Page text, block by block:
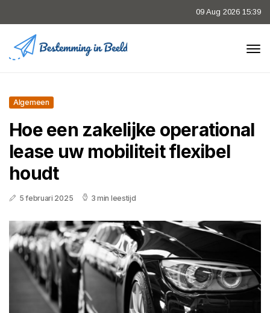
09 Aug 2026 15:39
Algemeen
Hoe een zakelijke operational
lease uw mobiliteit flexibel
houdt
5 februari 2025 3 min leestijd